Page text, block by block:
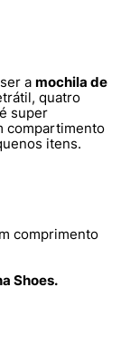
a mochila de
quatro
super
compartimento
itens.
comprimento
Shoes.